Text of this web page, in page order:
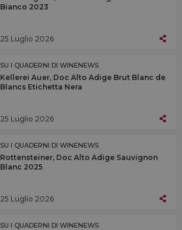
Bianco 2023
25 Luglio 2026
SU I QUADERNI DI WINENEWS
Kellerei Auer, Doc Alto Adige Brut Blanc de
Blancs Etichetta Nera
25 Luglio 2026
SU I QUADERNI DI WINENEWS
Rottensteiner, Doc Alto Adige Sauvignon
Blanc 2025
25 Luglio 2026
SU I QUADERNI DI WINENEWS